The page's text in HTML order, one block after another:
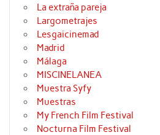
La extraña pareja
Largometrajes
Lesgaicinemad
Madrid
Málaga
MISCINELANEA
Muestra Syfy
Muestras
My French Film Festival
Nocturna Film Festival